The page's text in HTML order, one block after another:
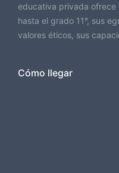
educativa privada ofrece
hasta el grado 11°, sus
valores éticos, sus
Cómo llegar